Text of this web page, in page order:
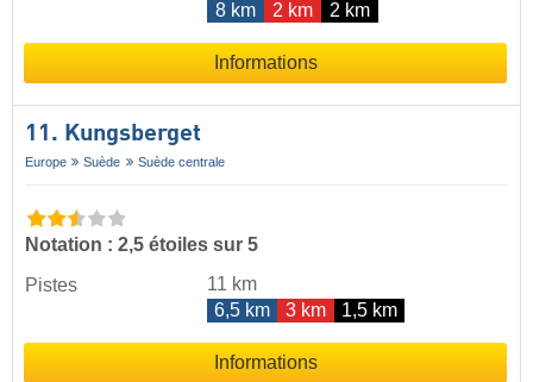
8 km
2 km 2 km
Informations
11. Kungsberget
Europe Suède Suède centrale
Notation : 2,5 étoiles sur 5
Pistes
11 km
6,5 km
3 km 1,5 km
Informations